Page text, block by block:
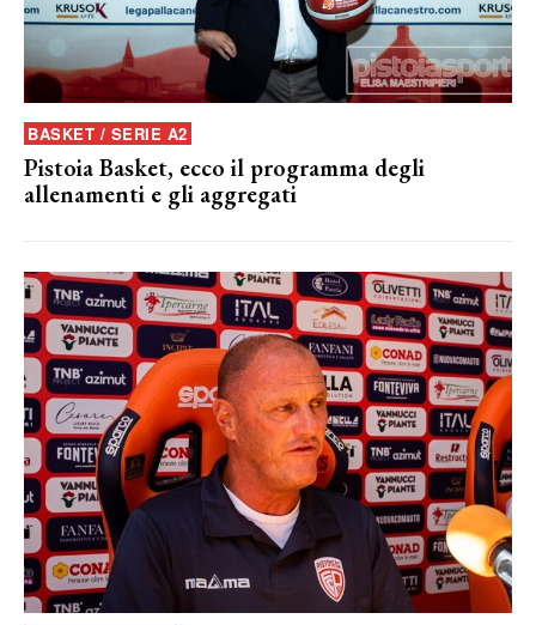
BASKET / SERIE A2
Pistoia Basket, ecco il programma degli
allenamenti e gli aggregati